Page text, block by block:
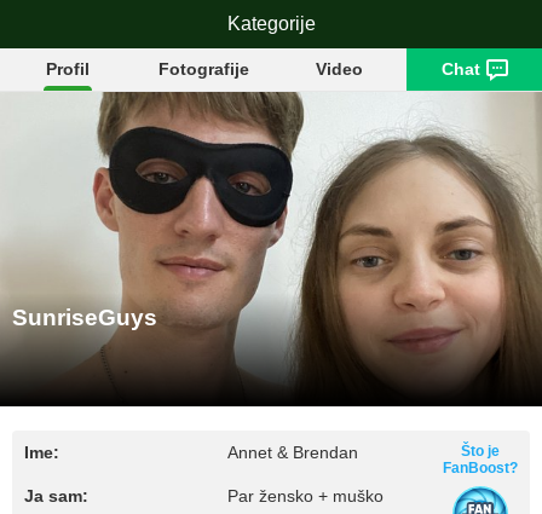
SunriseGuys
Profil Fotografije Video Chat
SunriseGuys
Ime: Annet & Brendan
Ja sam: Par žensko + muško
Što je
FanBoost?
Kategorije